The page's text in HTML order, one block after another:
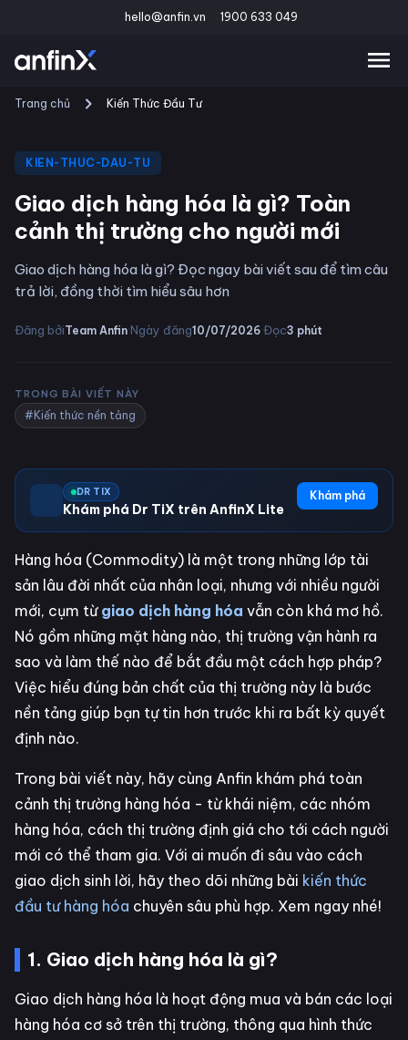
hello@anfin.vn 1900 633 049
Trang chủ Kiến Thức Đầu Tư
KIEN-THUC-DAU-TU
Giao dịch hàng hóa là gì? Toàn
cảnh thị trường cho người mới
Giao dịch hàng hóa là gì? Đọc ngay bài viết sau để tìm câu
trả lời, đồng thời tìm hiểu sâu hơn
Đăng bởiTeam Anfin·Ngày đăng10/07/2026·Đọc3 phút
TRONG BÀI VIẾT NÀY
#Kiến thức nền tảng
DR TIX
Khám phá Dr TiX trên AnfinX Lite
Khám phá
Hàng hóa (Commodity) là một trong những lớp tài
sản lâu đời nhất của nhân loại, nhưng với nhiều người
mới, cụm từ giao dịch hàng hóa vẫn còn khá mơ hồ.
Nó gồm những mặt hàng nào, thị trường vận hành ra
sao và làm thế nào để bắt đầu một cách hợp pháp?
Việc hiểu đúng bản chất của thị trường này là bước
nền tảng giúp bạn tự tin hơn trước khi ra bất kỳ quyết
định nào.
Trong bài viết này, hãy cùng Anfin khám phá toàn
cảnh thị trường hàng hóa - từ khái niệm, các nhóm
hàng hóa, cách thị trường định giá cho tới cách người
mới có thể tham gia. Với ai muốn đi sâu vào cách
giao dịch sinh lời, hãy theo dõi những bài kiến thức
đầu tư hàng hóa chuyên sâu phù hợp. Xem ngay nhé!
1. Giao dịch hàng hóa là gì?
Giao dịch hàng hóa là hoạt động mua và bán các loại
hàng hóa cơ sở trên thị trường, thông qua hình thức